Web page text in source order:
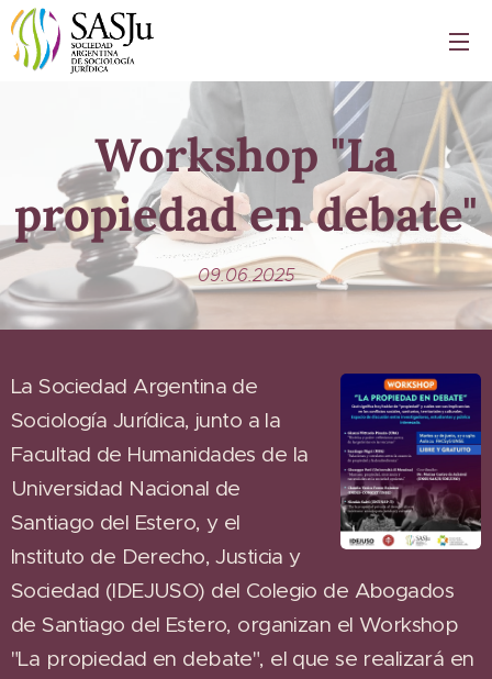
Workshop "La
propiedad en debate"
09.06.2025
La Sociedad Argentina de
Sociología Jurídica, junto a la
Facultad de Humanidades de la
Universidad Nacional de
Santiago del Estero, y el
Instituto de Derecho, Justicia y
Sociedad (IDEJUSO) del Colegio de Abogados
de Santiago del Estero, organizan el Workshop
"La propiedad en debate", el que se realizará en